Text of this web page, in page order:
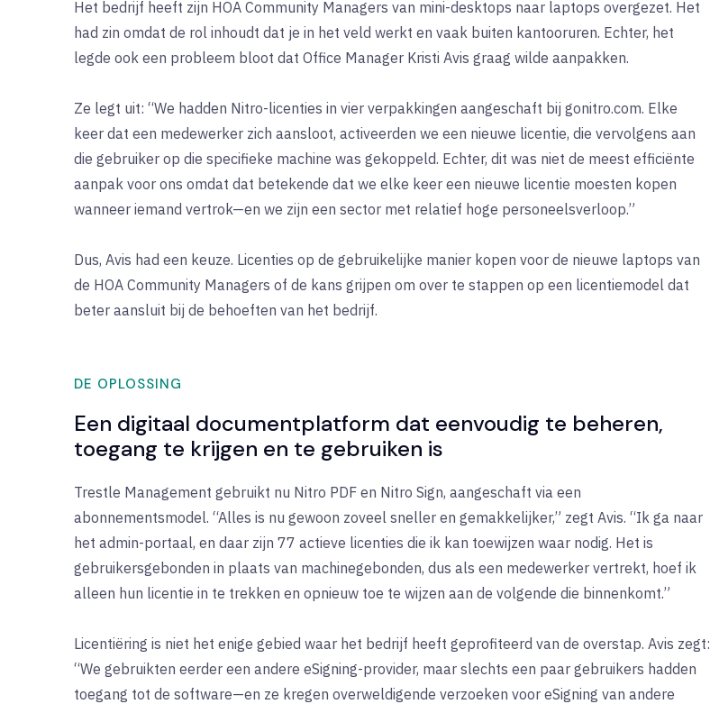
Het bedrijf heeft zijn HOA Community Managers van mini-desktops naar laptops overgezet. Het
had zin omdat de rol inhoudt dat je in het veld werkt en vaak buiten kantooruren. Echter, het
legde ook een probleem bloot dat Office Manager Kristi Avis graag wilde aanpakken.
Ze legt uit: “We hadden Nitro-licenties in vier verpakkingen aangeschaft bij gonitro.com. Elke
keer dat een medewerker zich aansloot, activeerden we een nieuwe licentie, die vervolgens aan
die gebruiker op die specifieke machine was gekoppeld. Echter, dit was niet de meest efficiënte
aanpak voor ons omdat dat betekende dat we elke keer een nieuwe licentie moesten kopen
wanneer iemand vertrok—en we zijn een sector met relatief hoge personeelsverloop.”
Dus, Avis had een keuze. Licenties op de gebruikelijke manier kopen voor de nieuwe laptops van
de HOA Community Managers of de kans grijpen om over te stappen op een licentiemodel dat
beter aansluit bij de behoeften van het bedrijf.
DE OPLOSSING
Een digitaal documentplatform dat eenvoudig te beheren,
toegang te krijgen en te gebruiken is
Trestle Management gebruikt nu Nitro PDF en Nitro Sign, aangeschaft via een
abonnementsmodel. “Alles is nu gewoon zoveel sneller en gemakkelijker,” zegt Avis. “Ik ga naar
het admin-portaal, en daar zijn 77 actieve licenties die ik kan toewijzen waar nodig. Het is
gebruikersgebonden in plaats van machinegebonden, dus als een medewerker vertrekt, hoef ik
alleen hun licentie in te trekken en opnieuw toe te wijzen aan de volgende die binnenkomt.”
Licentiëring is niet het enige gebied waar het bedrijf heeft geprofiteerd van de overstap. Avis zegt:
“We gebruikten eerder een andere eSigning-provider, maar slechts een paar gebruikers hadden
toegang tot de software—en ze kregen overweldigende verzoeken voor eSigning van andere